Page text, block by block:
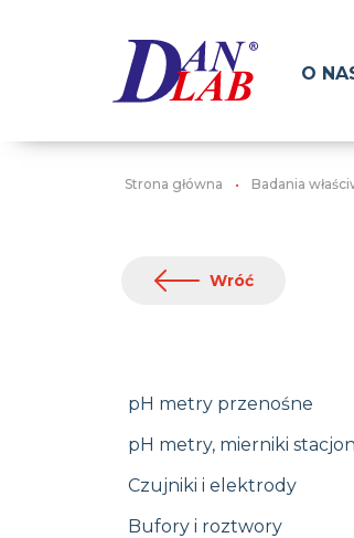
O
Strona główna Badania
Wróć
pH metry przenośne
pH metry, mierniki
Czujniki i elektrody
Bufory i roztwory